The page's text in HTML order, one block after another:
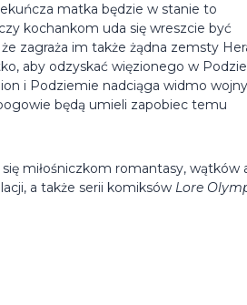
matka będzie w stanie to
kochankom uda się wreszcie być
że zagraża im także żądna zemsty
aby odzyskać więzionego w
i Podziemie nadciąga widmo
będą umieli zapobiec temu
miłośniczkom romantasy, wątków
a także serii komiksów Lore